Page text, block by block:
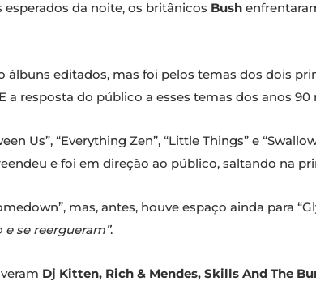
da noite, os britânicos Bush
álbuns editados, mas foi pelos temas dos dois
a resposta do público a esses temas dos anos
Us”, “Everything Zen”, “Little Things” e
e foi em direção ao público, saltando na
mas, antes, houve espaço ainda para
se reergueram”.
Dj Kitten, Rich & Mendes, Skills And The